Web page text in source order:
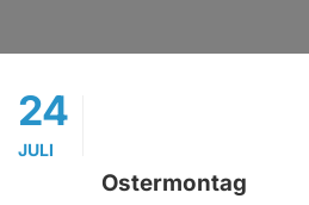
24
JULI
Ostermontag